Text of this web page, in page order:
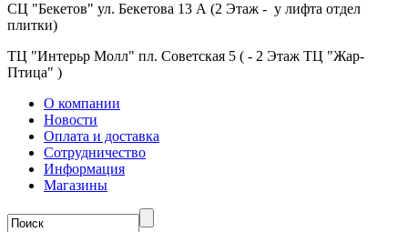
СЦ "Бекетов" ул. Бекетова 13 А (2 Этаж - у лифта отдел
плитки)
ТЦ "Интерьр Молл" пл. Советская 5 ( - 2 Этаж ТЦ "Жар-
Птица" )
О компании
Новости
Оплата и доставка
Сотрудничество
Информация
Магазины